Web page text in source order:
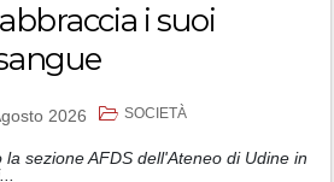
i suoi
2026 SOCIETÀ
sezione AFDS dell'Ateneo di Udine in